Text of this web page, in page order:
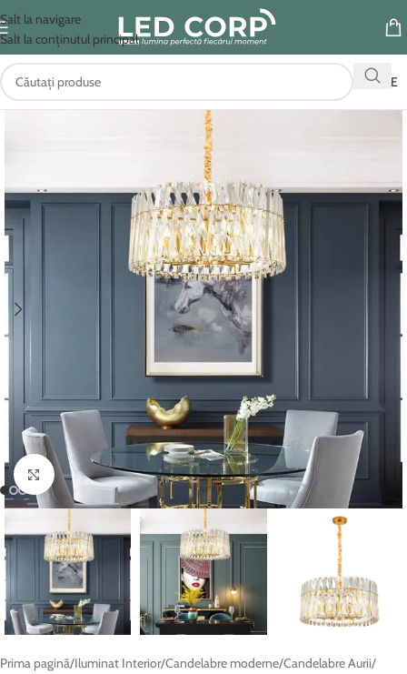
Salt la navigare
Salt la conținutul principal
OFERTE
Fă clic pentru a mări
Prima pagină/Iluminat Interior/Candelabre moderne/Candelabre Aurii/